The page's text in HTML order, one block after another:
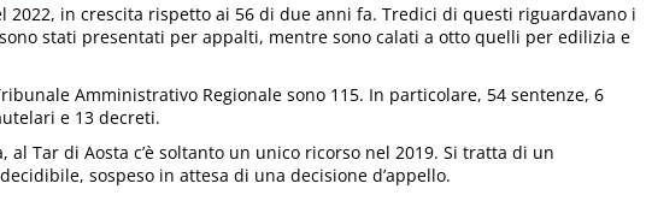
2022, in crescita rispetto ai 56 di due anni fa. Tredici di questi riguardavano i
stati presentati per appalti, mentre sono calati a otto quelli per edilizia e
Amministrativo Regionale sono 115. In particolare, 54 sentenze, 6
e 13 decreti.
al Tar di Aosta c’è soltanto un unico ricorso nel 2019. Si tratta di un
sospeso in attesa di una decisione d’appello.